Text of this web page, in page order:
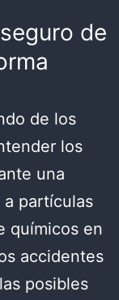
de
de los
los
una
partículas
químicos en
accidentes
posibles